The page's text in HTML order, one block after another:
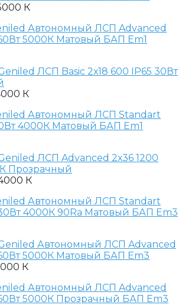
К
Автономный ЛСП Advanced
5000К Матовый БАП Em1
К
Автономный ЛСП Standart
4000К Матовый БАП Em1
К
Автономный ЛСП Standart
4000К 90Ra Матовый БАП Em3
К
Автономный ЛСП Advanced
60Вт 5000К Прозрачный БАП Em3